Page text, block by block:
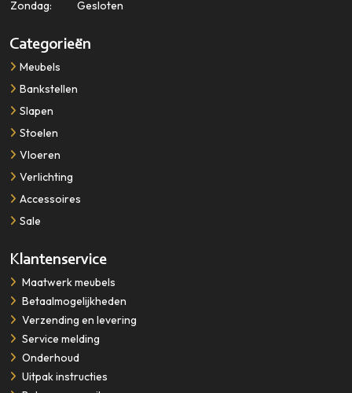
Zondag:
Gesloten
Categorieën
Meubels
Bankstellen
Slapen
Stoelen
Vloeren
Verlichting
Accessoires
Sale
Klantenservice
​​​​​​​Maatwerk meubels
Betaalmogelijkheden
Verzending en levering
Service melding
Onderhoud
Uitpak instructies